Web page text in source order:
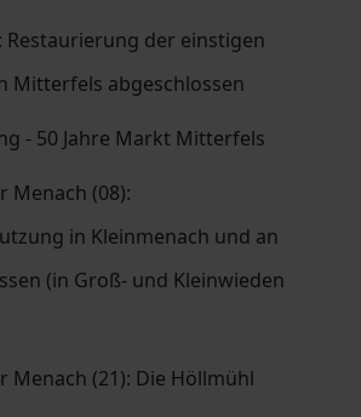
Restaurierung der einstigen
Mitterfels abgeschlossen
- 50 Jahre Markt Mitterfels
Menach (08):
in Kleinmenach und an
(in Groß- und Kleinwieden
Menach (21): Die Höllmühl